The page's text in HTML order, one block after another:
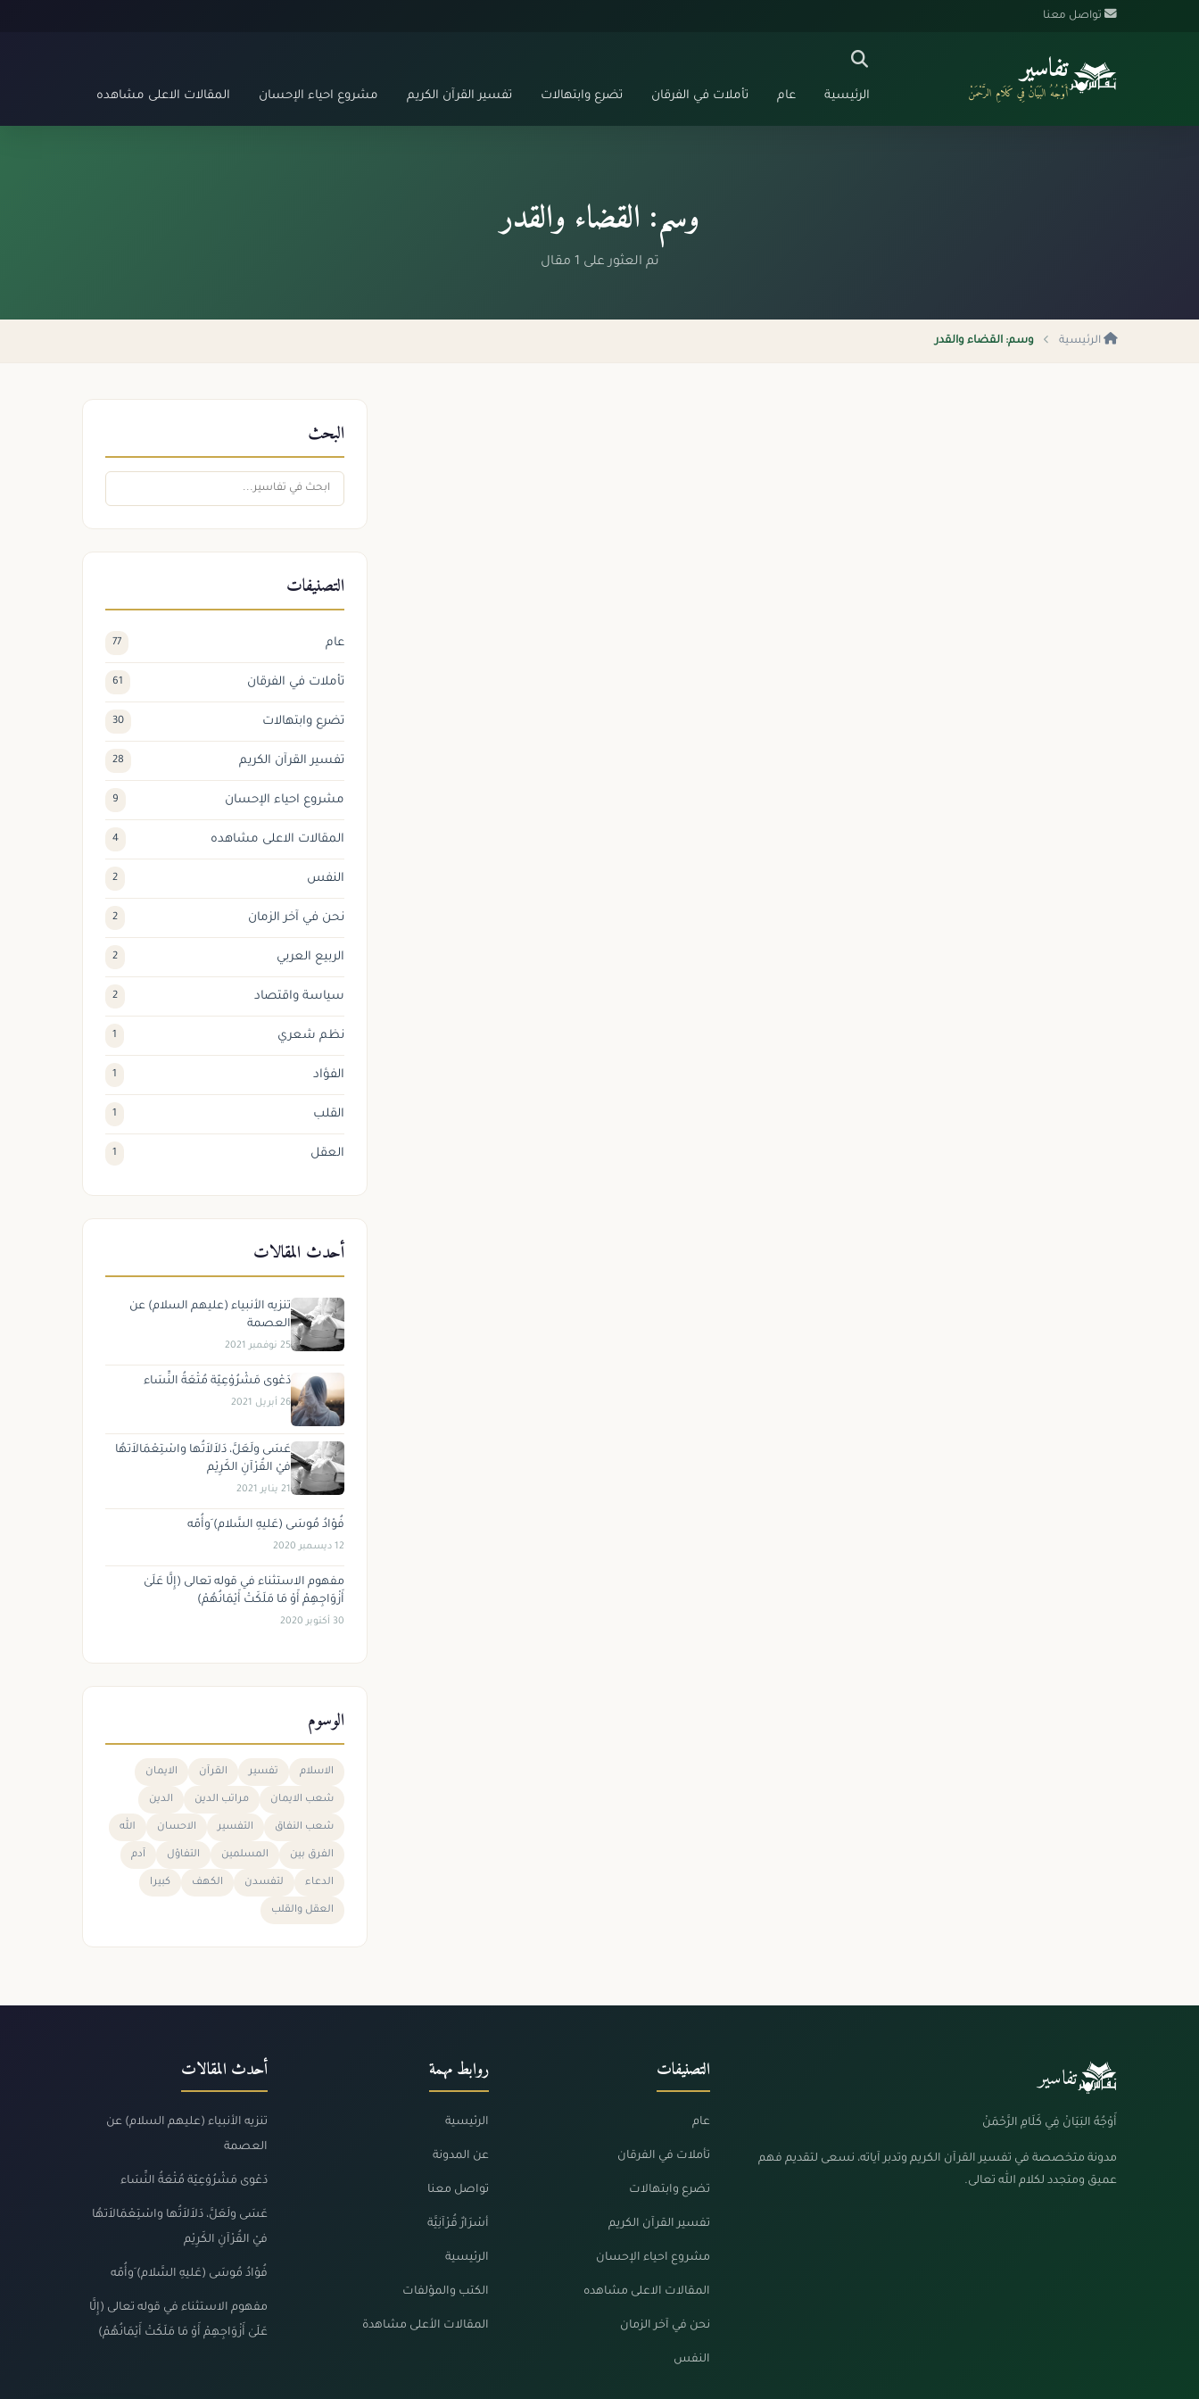
تواصل معنا
تفاسير
أَوْجُهُ البَيَانْ فِي كَلَامِ الرَّحْمَنْ الرئيسية عام تأملات في الفرقان تضرع وابتهالات تفسير القرآن الكريم مشروع احياء الإحسان المقالات الاعلى مشاهده
وسم: القضاء والقدر
تم العثور على 1 مقال
الرئيسية وسم: القضاء والقدر
البحث
التصنيفات
عام 77
تأملات في الفرقان 61
تضرع وابتهالات 30
تفسير القرآن الكريم 28
مشروع احياء الإحسان 9
المقالات الاعلى مشاهده 4
النفس 2
نحن في آخر الزمان 2
الربيع العربي 2
سياسة واقتصاد 2
نظم شعري 1
الفؤاد 1
القلب 1
العقل 1
أحدث المقالات
تنزيه الأنبياء (عليهم السلام) عن
العصمة
25 نوفمبر 2021
دَعْوى مَشْرُوْعِيّة مُتْعَةُ النِّسَاء
26 أبريل 2021
عَسَى ولَعَلَّ، دَلاَلاَتُها واسْتِعْمَالاَتهُا
فيْ القُرْآنِ الكَرِيْم
21 يناير 2021
فُؤادُ مُوسَى (عَليهِ السَّلام) َوأُمّه
12 ديسمبر 2020
مفهوم الاستثناء في قوله تعالى (إِلَّا عَلَىٰ
أَزْوَاجِهِمْ أَوْ مَا مَلَكَتْ أَيْمَانُهُمْ)
30 أكتوبر 2020
الوسوم
الاسلام تفسير القرآن الايمان
شعب الايمان مراتب الدين الدين
شعب النفاق التفسير الاحسان الله
الفرق بين المسلمين التفاؤل آدم
الدعاء لتفسدن الكهف كبيرا
العقل والقلب
تفاسير
أَوْجُهُ البَيَانْ فِي كَلَامِ الرَّحْمَنْ
مدونة متخصصة في تفسير القرآن الكريم وتدبر آياته، نسعى لتقديم فهم
عميق ومتجدد لكلام الله تعالى.
التصنيفات
عام
تأملات في الفرقان
تضرع وابتهالات
تفسير القرآن الكريم
مشروع احياء الإحسان
المقالات الاعلى مشاهده
نحن في آخر الزمان
النفس
روابط مهمة
الرئيسية
عن المدونة
تواصل معنا
أسْرَارٌ قُرْآنِيَّة
الرئيسية
الكتب والمؤلفات
المقالات الأعلى مشاهدة
أحدث المقالات
تنزيه الأنبياء (عليهم السلام) عن
العصمة
دَعْوى مَشْرُوْعِيّة مُتْعَةُ النِّسَاء
عَسَى ولَعَلَّ، دَلاَلاَتُها واسْتِعْمَالاَتهُا
فيْ القُرْآنِ الكَرِيْم
فُؤادُ مُوسَى (عَليهِ السَّلام) َوأُمّه
مفهوم الاستثناء في قوله تعالى (إِلَّا
عَلَىٰ أَزْوَاجِهِمْ أَوْ مَا مَلَكَتْ أَيْمَانُهُمْ)